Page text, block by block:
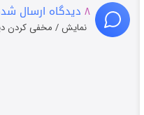
۸ دیدگاه ارسال
نمایش / مخفی کردن